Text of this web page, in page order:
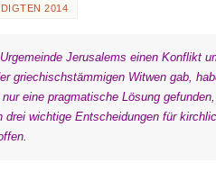
2014
Jerusalems einen Konflikt
griechischstämmigen Witwen gab,
eine pragmatische Lösung
drei wichtige Entscheidungen für